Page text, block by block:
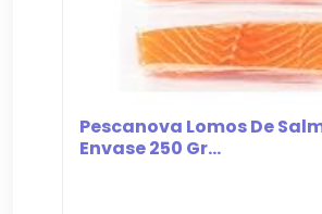
Pescanova Lomos De
Envase 250 Gr...